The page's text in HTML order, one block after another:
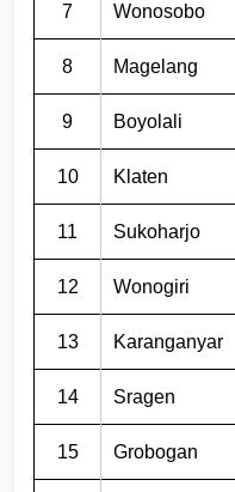
7 Wonosobo
8 Magelang
9 Boyolali
10 Klaten
11 Sukoharjo
12 Wonogiri
13 Karanganyar
14 Sragen
15 Grobogan